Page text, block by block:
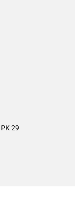
29